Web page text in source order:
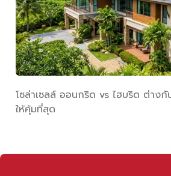
โซล่าเซลล์ ออนกริด vs ไฮบริด ต่างกั
ให้คุ้มที่สุด